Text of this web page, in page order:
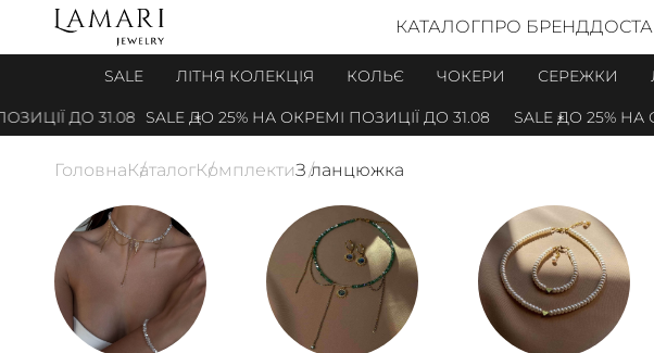
КАТАЛОГПРО БРЕНД
SALE ЛІТНЯ КОЛЕКЦІЯ КОЛЬЄ ЧОКЕРИ СЕРЕЖКИ
ДО 31.08 SALE ДО 25% НА ОКРЕМІ ПОЗИЦІЇ ДО 31.08 SALE ДО 25% НА
ГоловнаКаталогКомплектиЗ ланцюжка